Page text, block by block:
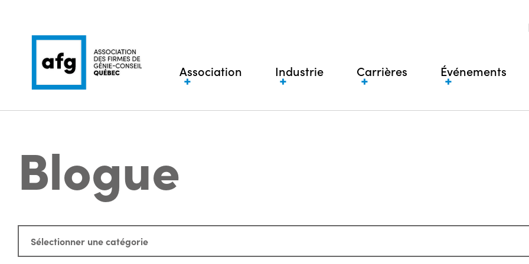
Association Industrie Carrières Événements
Blogue